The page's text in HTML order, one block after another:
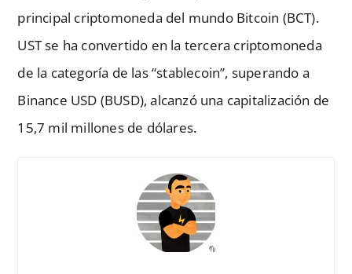
principal criptomoneda del mundo Bitcoin (BCT).
UST se ha convertido en la tercera criptomoneda
de la categoría de las “stablecoin”, superando a
Binance USD (BUSD), alcanzó una capitalización de
15,7 mil millones de dólares.